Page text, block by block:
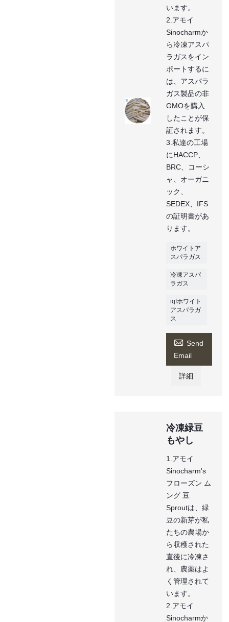
います。
2.アモイ
Sinocharmか
ら冷凍アスパ
ラガスをイン
ポートするに
は、アスパラ
ガス製品の非
GMOを購入
したことが保
証されます。
3.私達の工場
にHACCP、
BRC、コーシ
ャ、オーガニ
ック、
SEDEX、IFS
の証明書があ
ります。
ホワイトア
スパラガス
冷凍アスパ
ラガス
iqfホワイト
アスパラガ
ス
 Send
Email
詳細
冷凍緑豆
もやし
1.アモイ
Sinocharm's
フローズン ム
ング 豆
Sproutは、緑
豆の新芽が私
たちの農場か
ら収穫された
直後に冷凍さ
れ、農薬はよ
く管理されて
います。
2.アモイ
Sinocharmか